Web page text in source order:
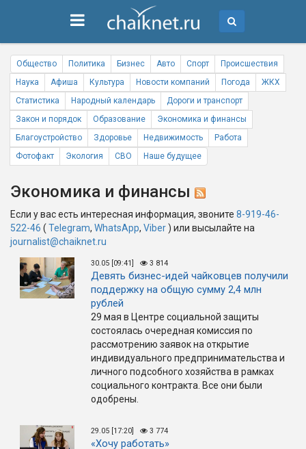
Общество Политика Бизнес Авто Спорт
Происшествия
Наука
Афиша Культура Новости компаний Погода
ЖКХ
Статистика
Народный календарь
Дороги и транспорт
Закон и порядок
Образование
Экономика и финансы
Благоустройство
Здоровье Недвижимость
Работа
Фотофакт
Экология СВО Наше будущее
Экономика и финансы
Если у вас есть интересная информация, звоните 8-919-46-
522-46 ( Telegram, WhatsApp, Viber) или высылайте на
journalist@chaiknet.ru
30.05 [09:41] 3 814
Девять бизнес-идей чайковцев получили
поддержку на общую сумму 2,4 млн
рублей
29 мая в Центре социальной защиты
состоялась очередная комиссия по
рассмотрению заявок на открытие
индивидуального предпринимательства и
личного подсобного хозяйства в рамках
социального контракта. Все они были
одобрены.
29.05 [17:20] 3 774
«Хочу работать»